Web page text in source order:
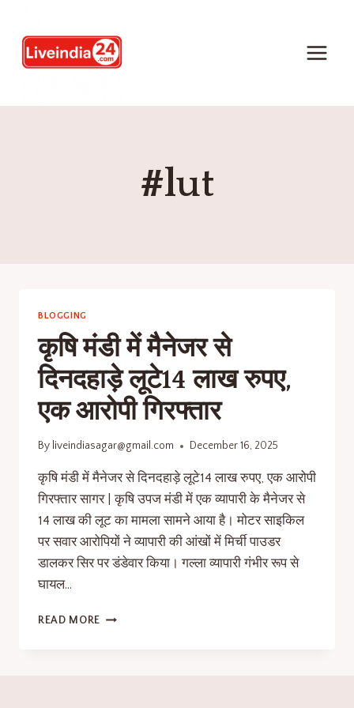
#lut
BLOGGING
कृषि मंडी में मैनेजर से
दिनदहाड़े लूटे14 लाख रुपए,
एक आरोपी गिरफ्तार
By liveindiasagar@gmail.com December 16, 2025
कृषि मंडी में मैनेजर से दिनदहाड़े लूटे14 लाख रुपए, एक आरोपी
गिरफ्तार सागर | कृषि उपज मंडी में एक व्यापारी के मैनेजर से
14 लाख की लूट का मामला सामने आया है। मोटर साइकिल
पर सवार आरोपियों ने व्यापारी की आंखों में मिर्ची पाउडर
डालकर सिर पर डंडेवार किया। गल्ला व्यापारी गंभीर रूप से
घायल…
READ MORE